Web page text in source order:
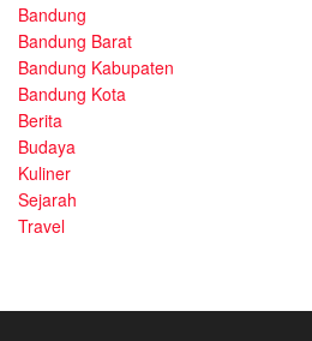
Bandung
Bandung Barat
Bandung Kabupaten
Bandung Kota
Berita
Budaya
Kuliner
Sejarah
Travel